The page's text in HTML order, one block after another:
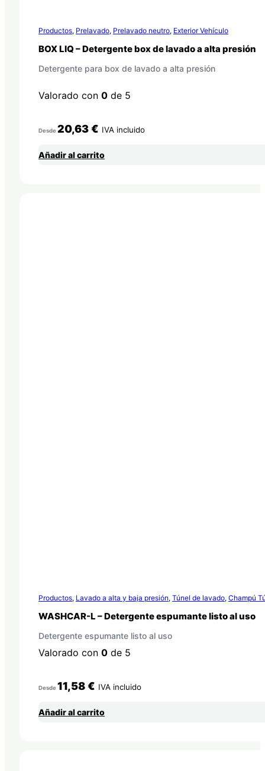
Productos, Prelavado, Prelavado neutro, Exterior Vehículo
BOX LIQ – Detergente box de lavado a alta presión
Detergente para box de lavado a alta presión
Valorado con 0 de 5
Desde20,63€ IVA incluido
Añadir al carrito
Productos, Lavado a alta y baja presión, Túnel de lavado, Champú
WASHCAR-L – Detergente espumante listo al uso
Detergente espumante listo al uso
Valorado con 0 de 5
Desde11,58€ IVA incluido
Añadir al carrito